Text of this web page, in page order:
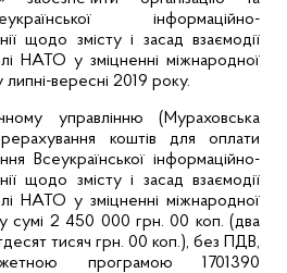
інформаційно-
щодо змісту і засад взаємодії
НАТО у зміцненні міжнародної
липні-вересні 2019 року.
управлінню (Мураховська
коштів для оплати
Всеукраїнської інформаційно-
щодо змісту і засад взаємодії
НАТО у зміцненні міжнародної
у сумі 2 450 000 грн. 00 коп. (два
тисяч грн. 00 коп.), без ПДВ,
програмою 1701390